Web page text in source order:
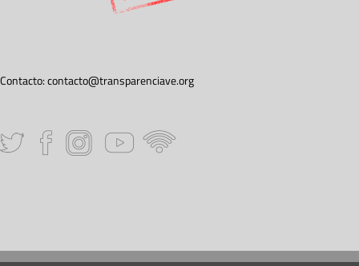
Contacto:contacto@transparenciave.org